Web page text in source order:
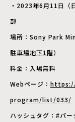
・2023年6月11日
部
場所：Sony Park
駐車場地下1階）
料金：入場無料
Webページ：
program/list/033/
ハッシュタグ：#パー